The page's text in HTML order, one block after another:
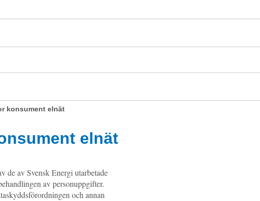
konsument elnät
elnät
de av Svensk Energi utarbetade
av personuppgifter.
och annan